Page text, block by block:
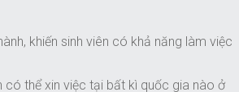
khiến sinh viên có khả năng làm việc
thể xin việc tại bất kì quốc gia nào ở